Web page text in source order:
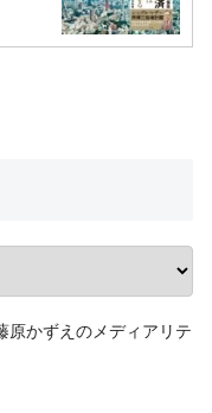
かずえのメディアリテ